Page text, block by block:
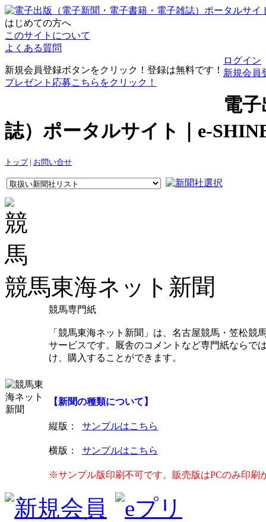
はじめての方へ
このサイトについて
よくある質問
新規会員登録ボタンをクリック！登録は無料です！
プレゼント応募こちらをクリック！
ログイン
新規会員
電
誌）ポータルサイト｜e-
トップ| お問い合せ
競馬東海ネット新聞
競馬専門紙
「競馬東海ネット新聞」は、名古屋競馬・笠松
サービスです。厩舎のコメントなど専門紙ならで
け、購入することができます。
【新聞の種類について】
縦版 ： サンプルはこちら
横版 ： サンプルはこちら
※サンプル版印刷不可です。販売版はPCのみ印刷